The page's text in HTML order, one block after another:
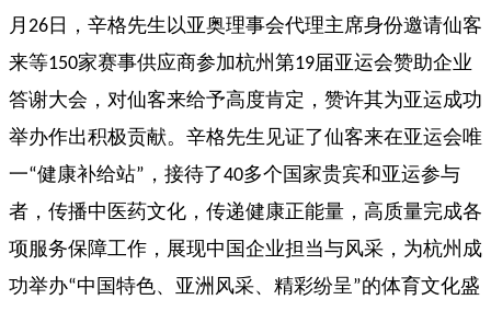
月 26 日，辛格先生以亚奥理事会代理主席身份邀请仙客
来等150家赛事供应商参加杭州第19届亚运会赞助企业
答谢大会，对仙客来给予高度肯定，赞许其为亚运成功
举办作出积极贡献。辛格先生见证了仙客来在亚运会唯
一“健康补给站” ，接待了40多个国家贵宾和亚运参与
者，传播中医药文化，传递健康正能量，高质量完成各
项服务保障工作，展现中国企业担当与风采，为杭州成
功举办“中国特色、亚洲风采、精彩纷呈”的体育文化盛